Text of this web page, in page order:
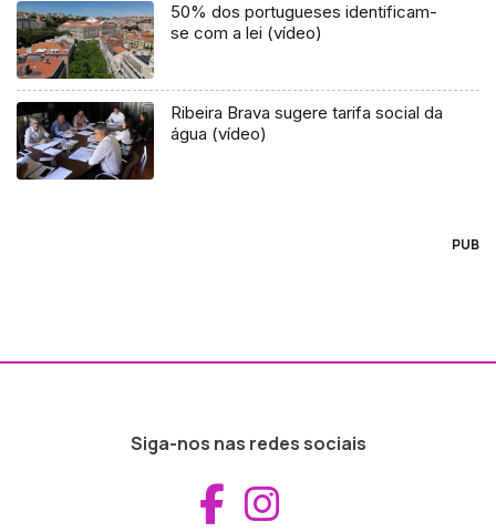
50% dos portugueses identificam-
se com a lei (vídeo)
Ribeira Brava sugere tarifa social da
água (vídeo)
PUB
Siga-nos nas redes sociais
Aceder ao